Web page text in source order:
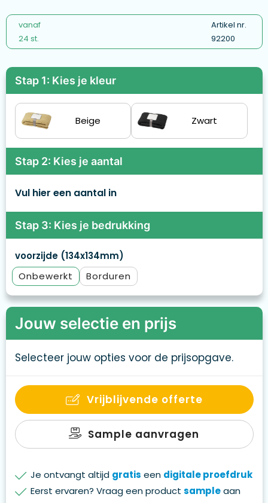
balans tussen grootte en comfort. Het gebreide
lintontwerp voegt een vleugje verfijning toe, waardoor
het een aantrekkelijk accent aan elk interieur geeft.
vanaf
24 st.
Artikel nr.
92200
Stap 1: Kies je kleur
Beige Zwart
Stap 2: Kies je aantal
Vul hier een aantal in
Stap 3: Kies je bedrukking
voorzijde (134x134mm)
Onbewerkt
Borduren
Jouw selectie en prijs
Selecteer jouw opties voor de prijsopgave.
Vrijblijvende offerte
Sample aanvragen
Je ontvangt altijd gratis een digitale proefdruk
Eerst ervaren? Vraag een product sampleaan